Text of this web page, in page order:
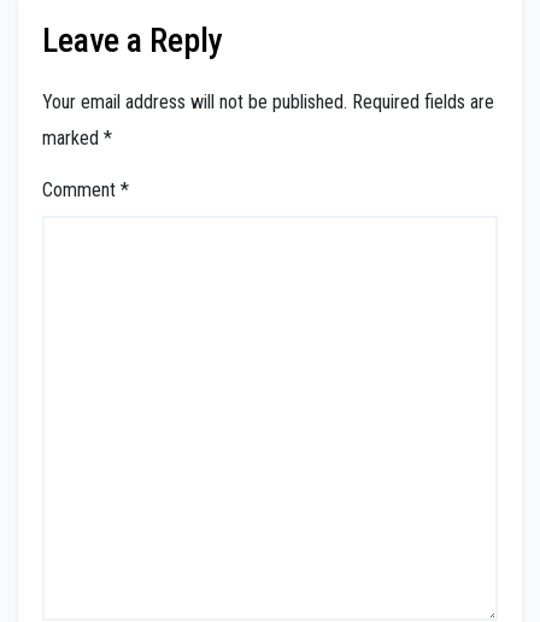
Leave a Reply
Your email address will not be published. Required fields are
marked *
Comment *